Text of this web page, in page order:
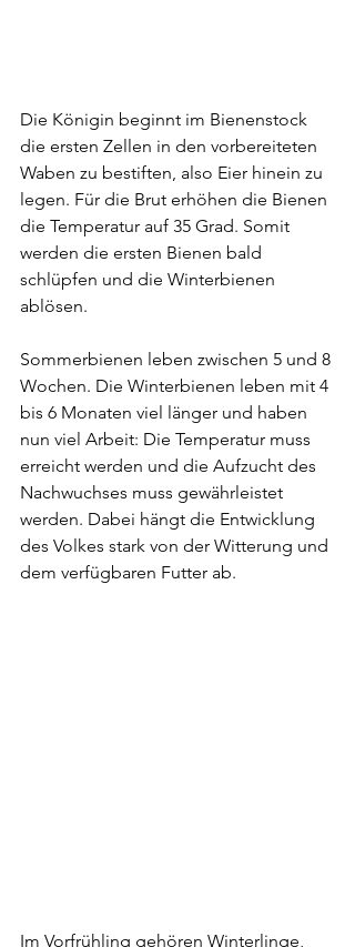
Die Königin beginnt im Bienenstock
die ersten Zellen in den vorbereiteten
Waben zu bestiften, also Eier hinein zu
legen. Für die Brut erhöhen die Bienen
die Temperatur auf 35 Grad. Somit
werden die ersten Bienen bald
schlüpfen und die Winterbienen
ablösen.
Sommerbienen leben zwischen 5 und 8
Wochen. Die Winterbienen leben mit 4
bis 6 Monaten viel länger und haben
nun viel Arbeit: Die Temperatur muss
erreicht werden und die Aufzucht des
Nachwuchses muss gewährleistet
werden. Dabei hängt die Entwicklung
des Volkes stark von der Witterung und
dem verfügbaren Futter ab.
Im Vorfrühling gehören Winterlinge,